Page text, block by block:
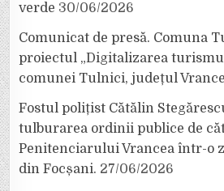
verde 30/06/2026
Comunicat de presă. Comuna
proiectul „Digitalizarea
comunei Tulnici, județul
Fostul polițist Cătălin
tulburarea ordinii publice de
Penitenciarului Vrancea într-o
din Focșani. 27/06/2026